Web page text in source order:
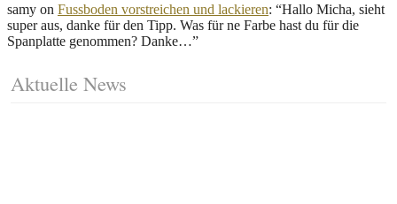
samy on Fussboden vorstreichen und lackieren: “Hallo Micha, sieht
super aus, danke für den Tipp. Was für ne Farbe hast du für die
Spanplatte genommen? Danke…”
Aktuelle News